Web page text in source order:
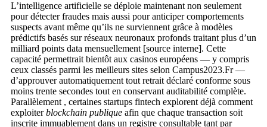
L’intelligence artificielle se déploie maintenant non seulement
pour détecter fraudes mais aussi pour anticiper comportements
suspects avant même qu’ils ne surviennent grâce à modèles
prédictifs basés sur réseaux neuronaux profonds traitant plus d’un
milliard points data mensuellement ​[source interne]. Cette
capacité permettrait bientôt aux casinos européens — y compris
ceux classés parmi les meilleurs sites selon Campus2023.Fr —
d’approuver automatiquement tout retrait déclaré conforme sous
moins trente secondes tout en conservant auditabilité complète​.
Parallèlement , certaines startups fintech explorent déjà comment
exploiterblockchain publique afin que chaque transaction soit
inscrite immuablement dans un registre consultable tant par